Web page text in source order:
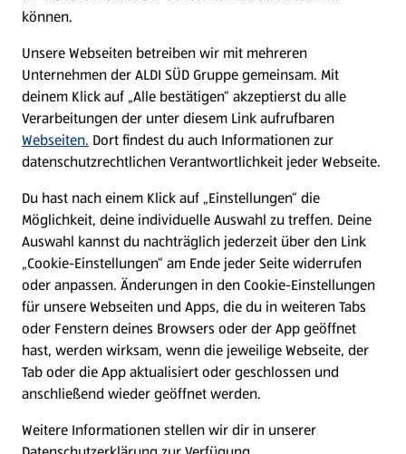
Nachhaltigkeit
Karriere
Presse
Hilfe & Kontakt
(öffnet in einem neuen Tab)
Unternehmen
Folge uns hier:
können.
Unsere Webseiten betreiben wir mit mehreren
Unternehmen der ALDI SÜD Gruppe gemeinsam. Mit
deinem Klick auf „Alle bestätigen“ akzeptierst du alle
Verarbeitungen der unter diesem Link aufrufbaren
Webseiten. Dort findest du auch Informationen zur
datenschutzrechtlichen Verantwortlichkeit jeder Webseite.
Du hast nach einem Klick auf „Einstellungen“ die
Möglichkeit, deine individuelle Auswahl zu treffen. Deine
Auswahl kannst du nachträglich jederzeit über den Link
„Cookie-Einstellungen“ am Ende jeder Seite widerrufen
oder anpassen. Änderungen in den Cookie-Einstellungen
für unsere Webseiten und Apps, die du in weiteren Tabs
oder Fenstern deines Browsers oder der App geöffnet
hast, werden wirksam, wenn die jeweilige Webseite, der
Tab oder die App aktualisiert oder geschlossen und
anschließend wieder geöffnet werden.
Weitere Informationen stellen wir dir in unserer